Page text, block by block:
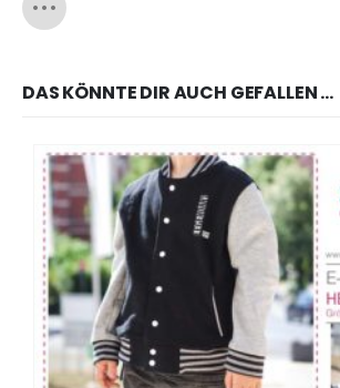
DAS KÖNNTE DIR AUCH GEFALLEN …